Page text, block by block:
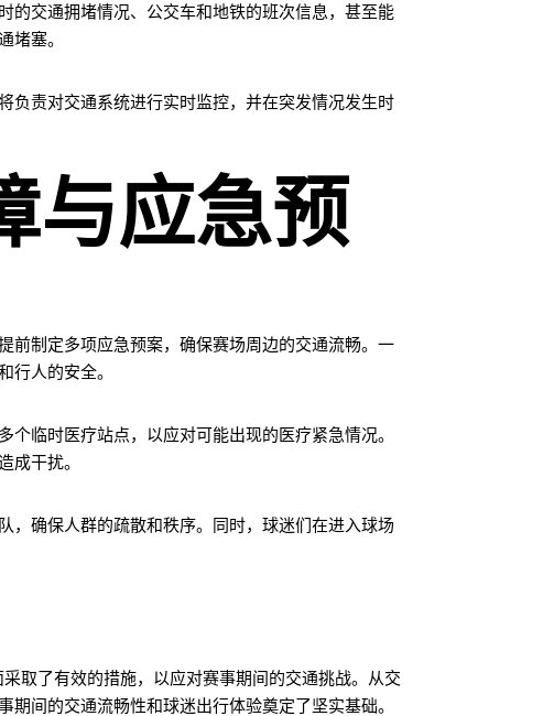
的交通拥堵情况、公交车和地铁的班次信息，甚至能
堵塞。
负责对交通系统进行实时监控，并在突发情况发生时
与应急预
前制定多项应急预案，确保赛场周边的交通流畅。一
人的安全。
临时医疗站点，以应对可能出现的医疗紧急情况。
成干扰。
，确保人群的疏散和秩序。同时，球迷们在进入球场
取了有效的措施，以应对赛事期间的交通挑战。从交
间的交通流畅性和球迷出行体验奠定了坚实基础。